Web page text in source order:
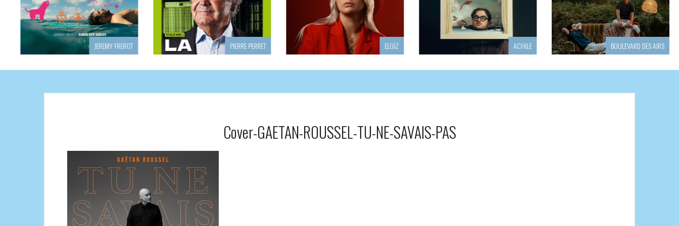
JEREMY FREROT PIERRE PERRET ELOÏZ BOULEVARD DES AIRS
Cover-GAETAN-ROUSSEL-TU-NE-SAVAIS-PAS